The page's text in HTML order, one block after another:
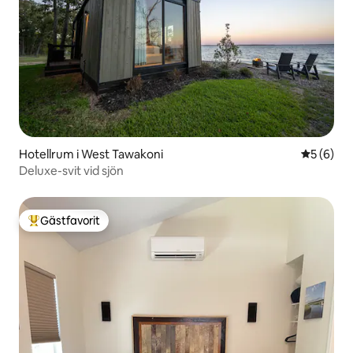
Hotellrum i West Tawakoni 5 av 5 i
5 (6)
Deluxe-svit vid sjön
Populär gästfavorit
Gästfavorit